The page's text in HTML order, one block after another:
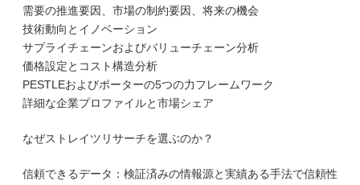
需要の推進要因、市場の制約要因、将来の機会
技術動向とイノベーション
サプライチェーンおよびバリューチェーン分析
価格設定とコスト構造分析
PESTLEおよびポーターの5つの力フレームワーク
詳細な企業プロファイルと市場シェア
なぜストレイツリサーチを選ぶのか？
信頼できるデータ：検証済みの情報源と実績ある手法で信頼性